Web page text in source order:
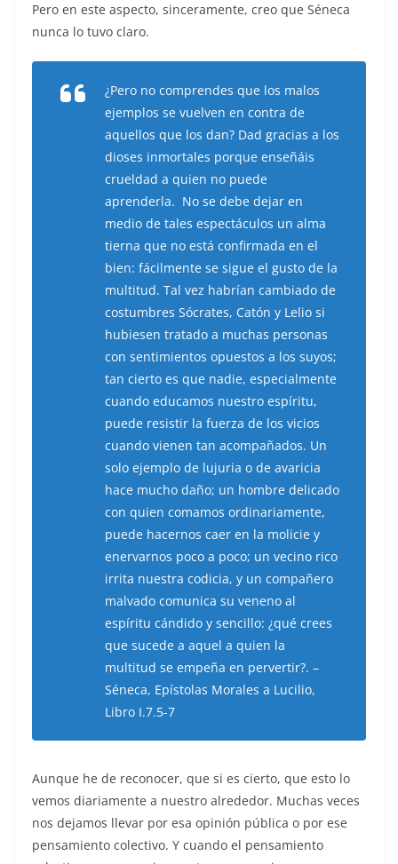
Pero en este aspecto, sinceramente, creo que Séneca
nunca lo tuvo claro.
¿Pero no comprendes que los malos
ejemplos se vuelven en contra de
aquellos que los dan? Dad gracias a los
dioses inmortales porque enseñáis
crueldad a quien no puede
aprenderla. No se debe dejar en
medio de tales espectáculos un alma
tierna que no está confirmada en el
bien: fácilmente se sigue el gusto de la
multitud. Tal vez habrían cambiado de
costumbres Sócrates, Catón y Lelio si
hubiesen tratado a muchas personas
con sentimientos opuestos a los suyos;
tan cierto es que nadie, especialmente
cuando educamos nuestro espíritu,
puede resistir la fuerza de los vicios
cuando vienen tan acompañados. Un
solo ejemplo de lujuria o de avaricia
hace mucho daño; un hombre delicado
con quien comamos ordinariamente,
puede hacernos caer en la molicie y
enervarnos poco a poco; un vecino rico
irrita nuestra codicia, y un compañero
malvado comunica su veneno al
espíritu cándido y sencillo: ¿qué crees
que sucede a aquel a quien la
multitud se empeña en pervertir?. –
Séneca, Epístolas Morales a Lucilio,
Libro I.7.5-7
Aunque he de reconocer, que si es cierto, que esto lo
vemos diariamente a nuestro alrededor. Muchas veces
nos dejamos llevar por esa opinión pública o por ese
pensamiento colectivo. Y cuando el pensamiento